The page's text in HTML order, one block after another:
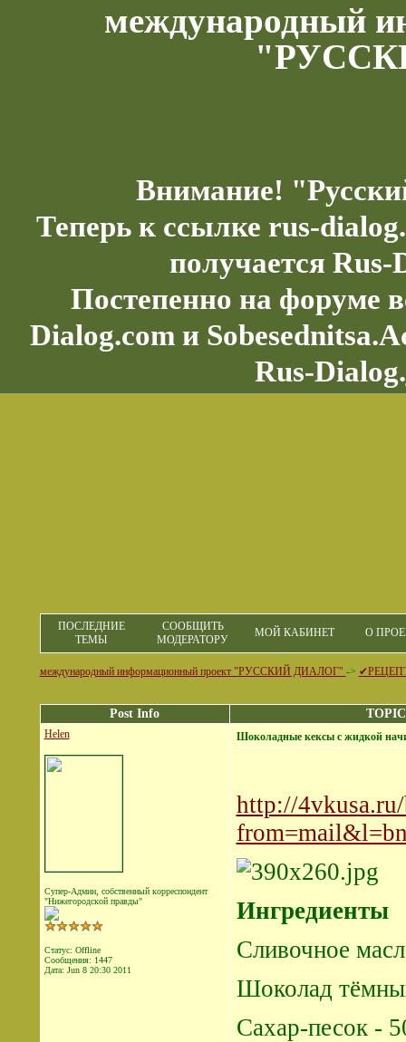
международный
Внимание!
Теперь к ссылке rus-
получается Rus-
Постепенно на форуме
Dialog.com и
Rus-Dialog.
ПОСЛЕДНИЕ
ТЕМЫ
СООБЩИТЬ
МОДЕРАТОРУ
МОЙ КАБИНЕТ О
международный информационный проект "РУССКИЙ ДИАЛОГ" ->
Post Info
Helen
Супер-Админ, собственный корреспондент
"Нижегородской правды"
Статус: Offline
Сообщения: 1447
Дата: Jun 8 20:30 2011
Шоколадные кексы с жидкой
http://
Ингредиенты
Сливочное
Шоколад
Сахар-песок -